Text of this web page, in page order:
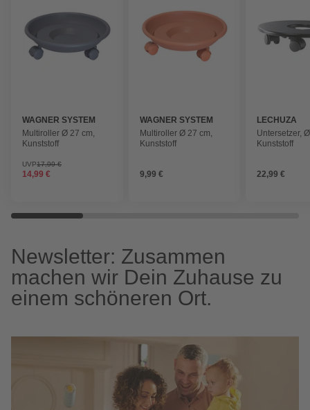
WAGNER SYSTEM
Multiroller Ø 27 cm,
Kunststoff
UVP17,99 €
14,99 €
WAGNER SYSTEM
Multiroller Ø 27 cm,
Kunststoff
9,99 €
LECHUZA
Untersetzer,
Kunststoff
22,99 €
Newsletter: Zusammen
machen wir Dein Zuhause zu
einem schöneren Ort.